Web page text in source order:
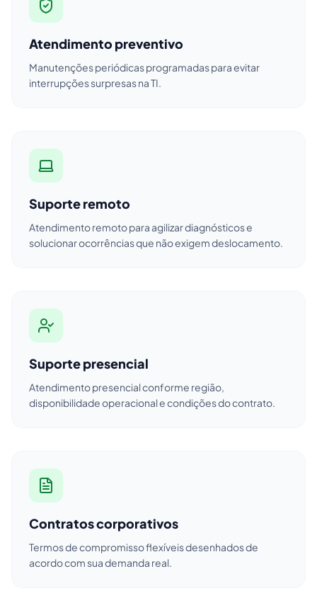
Atendimento preventivo
Manutenções periódicas programadas para evitar
interrupções surpresas na TI.
Suporte remoto
Atendimento remoto para agilizar diagnósticos e
solucionar ocorrências que não exigem deslocamento.
Suporte presencial
Atendimento presencial conforme região,
disponibilidade operacional e condições do contrato.
Contratos corporativos
Termos de compromisso flexíveis desenhados de
acordo com sua demanda real.